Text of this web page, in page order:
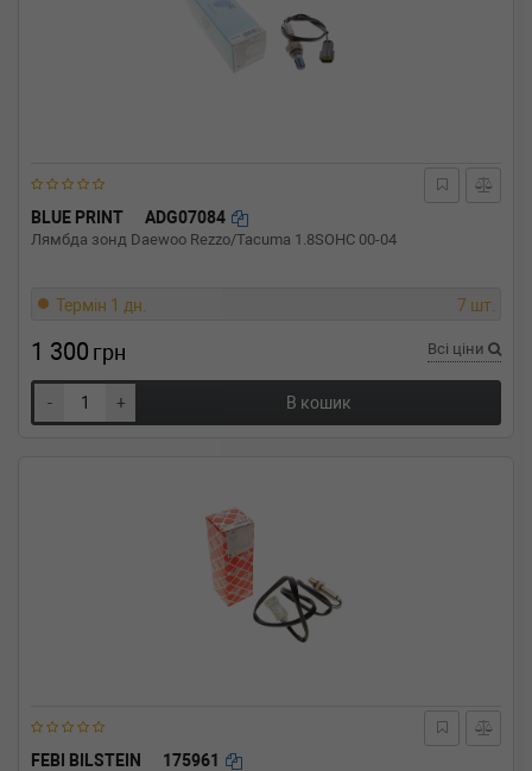
BLUE PRINT ADG07084
Лямбда зонд Daewoo Rezzo/Tacuma 1.8SOHC 00-04
Термін 1 дн. 7 шт.
1 300 грн Всі ціни
- + В кошик
FEBI BILSTEIN 175961